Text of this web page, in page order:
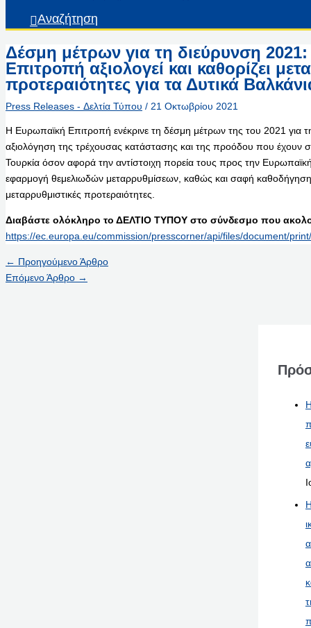
Αναζήτηση
Δέσμη μέτρων για τη διεύρυνση
Επιτροπή αξιολογεί και καθορίζει
προτεραιότητες για τα Δυτικά
Press Releases - Δελτία Τύπου / 21 Οκτωβρίου 2021
Η Ευρωπαϊκή Επιτροπή ενέκρινε τη δέσμη μέτρων της του 2021 για
αξιολόγηση της τρέχουσας κατάστασης και της προόδου που έχουν
Τουρκία όσον αφορά την αντίστοιχη πορεία τους προς την
εφαρμογή θεμελιωδών μεταρρυθμίσεων, καθώς και σαφή καθοδήγηση
μεταρρυθμιστικές προτεραιότητες.
Διαβάστε ολόκληρο το ΔΕΛΤΙΟ ΤΥΠΟΥ στο σύνδεσμο που
https://ec.europa.eu/commission/presscorner/api/files/document/
← Προηγούμενο Άρθρο
Επόμενο Άρθρο →